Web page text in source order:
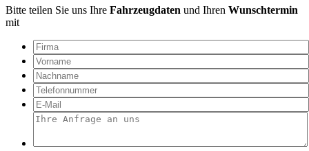
Bitte teilen Sie uns Ihre Fahrzeugdaten und Ihren Wunschtermin
mit